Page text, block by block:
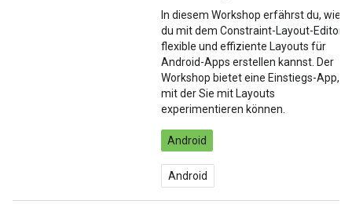
In diesem Workshop erfährst du, wie
du mit dem Constraint-Layout-Editor
flexible und effiziente Layouts für
Android-Apps erstellen kannst. Der
Workshop bietet eine Einstiegs-App,
mit der Sie mit Layouts
experimentieren können.
Android
Android